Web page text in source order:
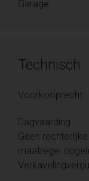
Garage
Technisch
Voorkooprecht
Dagvaarding
Geen
maatregel